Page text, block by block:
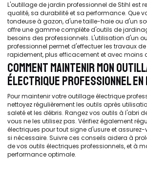
L'outillage de jardin professionnel de Stihl est
qualité, sa durabilité et sa performance. Que
tondeuse à gazon, d'une taille-haie ou d'un
offre une gamme complète d'outils de
besoins des professionnels. L'utilisation d'un
professionnel permet d'effectuer les travaux
rapidement, plus efficacement et avec moins
COMMENT MAINTENIR MON
ÉLECTRIQUE PROFESSIONNEL
Pour maintenir votre outillage électrique
nettoyez régulièrement les outils après
saleté et les débris. Rangez vos outils à l'abri
vous ne les utilisez pas. Vérifiez également
électriques pour tout signe d'usure et
si nécessaire. Suivre ces conseils aidera à
de vos outils électriques professionnels, et à
performance optimale.